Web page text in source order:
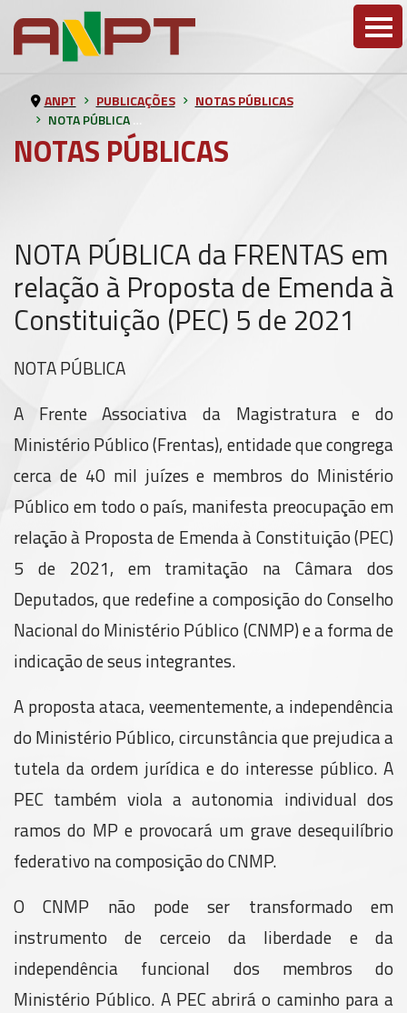
NOTAS PÚBLICAS
ANPT PUBLICAÇÕES
NOTAS PÚBLICAS
NOTA PÚBLICA da FRENTAS em relação à Proposta de Emenda à Constituição (PEC) 5 de 2021
NOTA PÚBLICA da FRENTAS em
relação à Proposta de Emenda à
Constituição (PEC) 5 de 2021
NOTA PÚBLICA
A Frente Associativa da Magistratura e do
Ministério Público (Frentas), entidade que congrega
cerca de 40 mil juízes e membros do Ministério
Público em todo o país, manifesta preocupação em
relação à Proposta de Emenda à Constituição (PEC)
5 de 2021, em tramitação na Câmara dos
Deputados, que redefine a composição do Conselho
Nacional do Ministério Público (CNMP) e a forma de
indicação de seus integrantes.
A proposta ataca, veementemente, a independência
do Ministério Público, circunstância que prejudica a
tutela da ordem jurídica e do interesse público. A
PEC também viola a autonomia individual dos
ramos do MP e provocará um grave desequilíbrio
federativo na composição do CNMP.
O CNMP não pode ser transformado em
instrumento de cerceio da liberdade e da
independência funcional dos membros do
Ministério Público. A PEC abrirá o caminho para a